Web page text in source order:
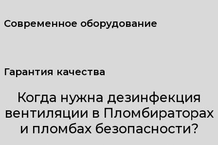
Современное оборудование
Гарантия качества
Когда нужна дезинфекция
вентиляции в Пломбираторах
и пломбах безопасности?